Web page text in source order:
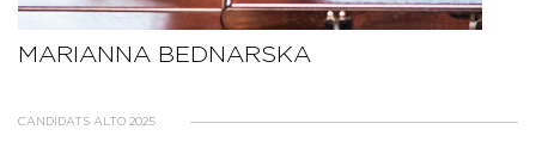
MARIANNA BEDNARSKA
CANDIDATS ALTO 2025